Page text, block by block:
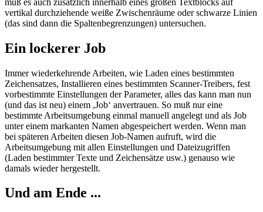
vertikal durchziehende weiße Zwischenräume oder schwarze Linien
(das sind dann die Spaltenbegrenzungen) untersuchen.
Ein lockerer Job
Immer wiederkehrende Arbeiten, wie Laden eines bestimmten
Zeichensatzes, Installieren eines bestimmten Scanner-Treibers, fest
vorbestimmte Einstellungen der Parameter, alles das kann man nun
(und das ist neu) einem ,Job‘ anvertrauen. So muß nur eine
bestimmte Arbeitsumgebung einmal manuell angelegt und als Job
unter einem markanten Namen abgespeichert werden. Wenn man
bei späteren Arbeiten diesen Job-Namen aufruft, wird die
Arbeitsumgebung mit allen Einstellungen und Dateizugriffen
(Laden bestimmter Texte und Zeichensätze usw.) genauso wie
damals wieder hergestellt.
Und am Ende ...